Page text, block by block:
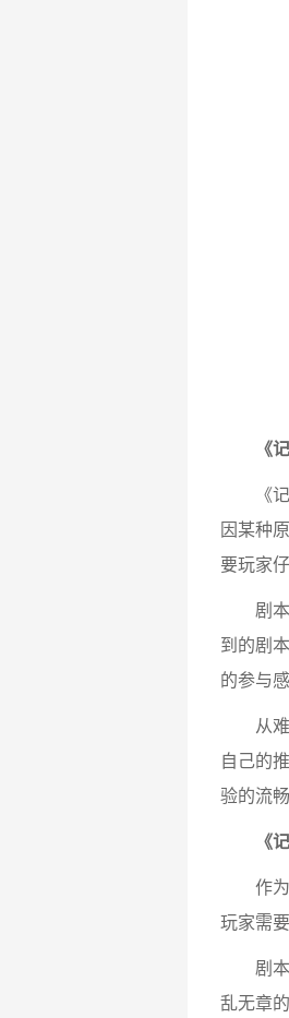
《
《记忆
因某种
要玩家
剧本的
到的剧
的参与
从难度
自己的
验的流畅
《
作为一
玩家需
剧本的
乱无章